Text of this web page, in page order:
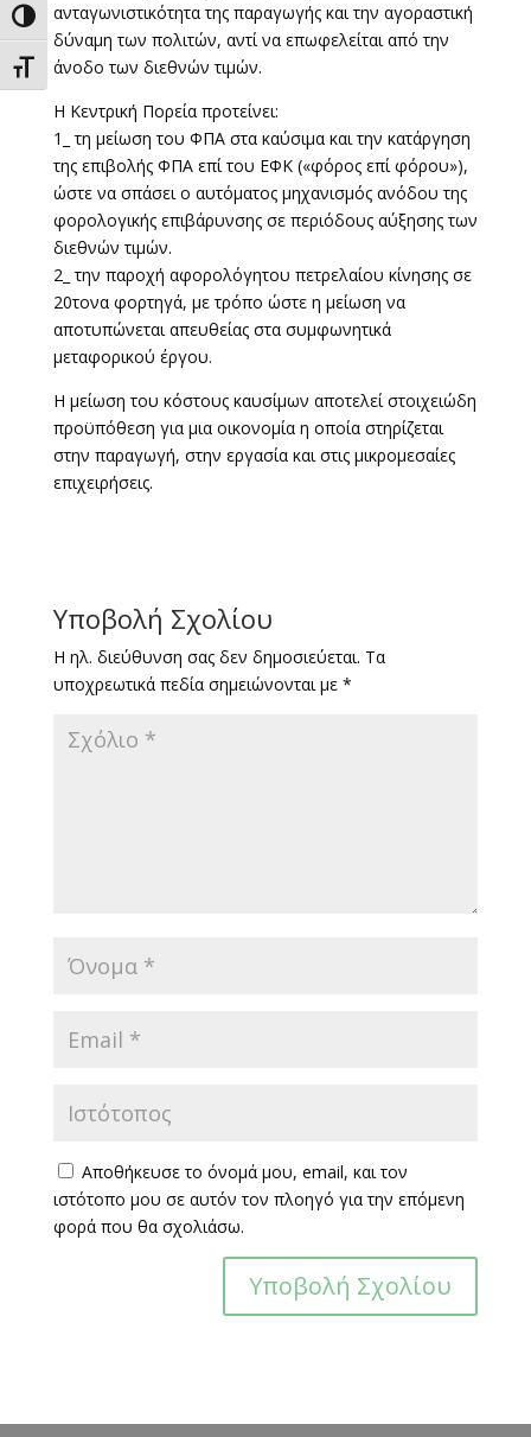
Εναλλαγή Υψηλής Αντίθεσης
Εναλλαγή Μεγέθους Γραμμάτων
ανταγωνιστικότητα της παραγωγής και την αγοραστική
δύναμη των πολιτών, αντί να επωφελείται από την
άνοδο των διεθνών τιμών.
Η Κεντρική Πορεία προτείνει:
1_ τη μείωση του ΦΠΑ στα καύσιμα και την κατάργηση
της επιβολής ΦΠΑ επί του ΕΦΚ («φόρος επί φόρου»),
ώστε να σπάσει ο αυτόματος μηχανισμός ανόδου της
φορολογικής επιβάρυνσης σε περιόδους αύξησης των
διεθνών τιμών.
2_ την παροχή αφορολόγητου πετρελαίου κίνησης σε
20τονα φορτηγά, με τρόπο ώστε η μείωση να
αποτυπώνεται απευθείας στα συμφωνητικά
μεταφορικού έργου.
Η μείωση του κόστους καυσίμων αποτελεί στοιχειώδη
προϋπόθεση για μια οικονομία η οποία στηρίζεται
στην παραγωγή, στην εργασία και στις μικρομεσαίες
επιχειρήσεις.
Υποβολή Σχολίου
Η ηλ. διεύθυνση σας δεν δημοσιεύεται. Τα
υποχρεωτικά πεδία σημειώνονται με *
Αποθήκευσε το όνομά μου, email, και τον
ιστότοπο μου σε αυτόν τον πλοηγό για την επόμενη
φορά που θα σχολιάσω.